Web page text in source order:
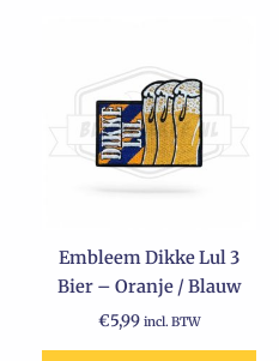
Embleem Dikke Lul 3
Bier – Oranje / Blauw
€5,99 incl. BTW